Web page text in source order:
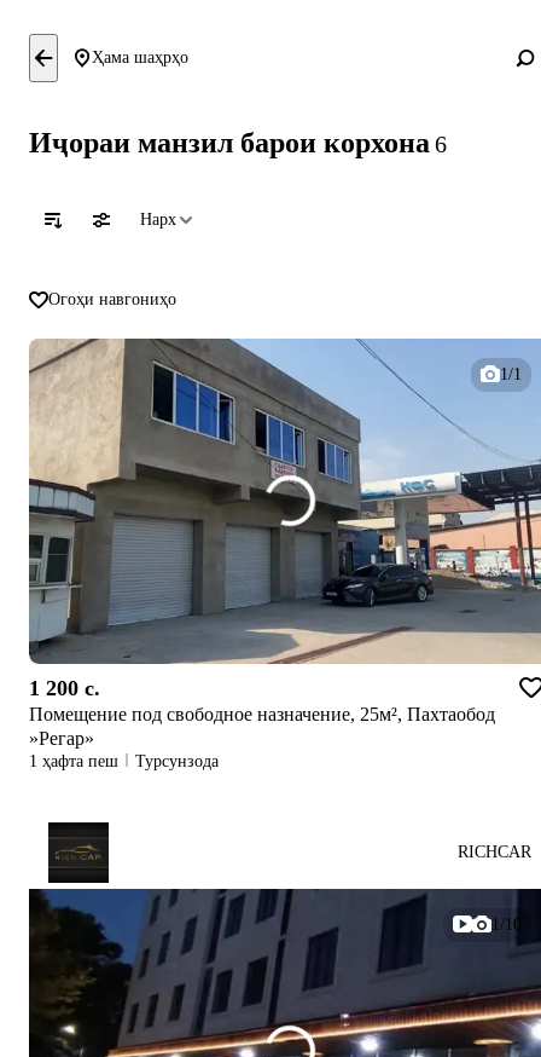
Ҳама шаҳрҳо
Иҷораи манзил барои корхона 6
Нарх
Огоҳи навгониҳо
1/1
1 200 c.
Помещение под свободное назначение, 25м², Пахтаобод
»Регар»
1 ҳафта пеш Турсунзода
RICHCAR
1/10